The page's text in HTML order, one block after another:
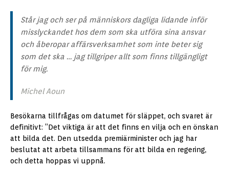
Står jag och ser på människors dagliga lidande inför
misslyckandet hos dem som ska utföra sina ansvar
och åberopar affärsverksamhet som inte beter sig
som det ska … jag tillgriper allt som finns tillgängligt
för mig.
Michel Aoun
Besökarna tillfrågas om datumet för släppet, och svaret är
definitivt: ”Det viktiga är att det finns en vilja och en önskan
att bilda det. Den utsedda premiärminister och jag har
beslutat att arbeta tillsammans för att bilda en regering,
och detta hoppas vi uppnå.